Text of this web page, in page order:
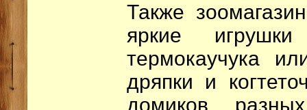
Также
яркие
термокаучука
дряпки и
домиков